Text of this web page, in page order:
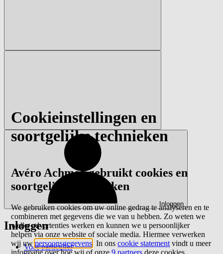
Inloggen
Inloggen
Voor particulier
Cookieinstellingen en
soortgelijke technieken
Avéro Achmea gebruikt cookies en
soortgelijke technieken
We gebruiken cookies om uw online gedrag te analyseren en te
combineren met gegevens die we van u hebben. Zo weten we
welke advertenties werken en kunnen we u persoonlijker
helpen via onze website of sociale media. Hiermee verwerken
wij uwpersoonsgegevens . In onscookie statement vindt u meer
informatie over hoe wij of onze9 partners deze cookies